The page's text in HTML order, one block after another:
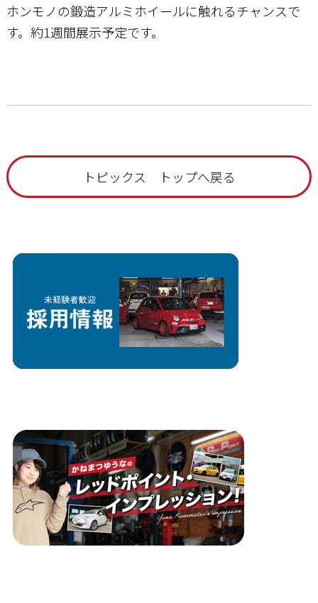
ホンモノの鍛造アルミホイールに触れるチャンスで
す。約1週間展示予定です。
トピックス トップへ戻る